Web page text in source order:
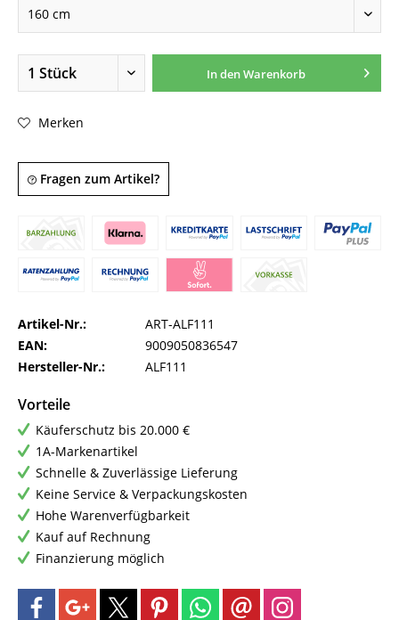
In denWarenkorb
Merken
Fragen zum Artikel?
Artikel-Nr.:
ART-ALF111
EAN:
9009050836547
Hersteller-Nr.:
ALF111
Vorteile
Käuferschutz bis 20.000 €
1A-Markenartikel
Schnelle & Zuverlässige Lieferung
Keine Service & Verpackungskosten
Hohe Warenverfügbarkeit
Kauf auf Rechnung
Finanzierung möglich